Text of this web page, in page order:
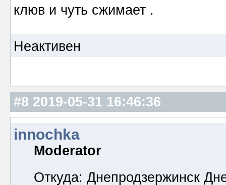
клюв и чуть сжимает .
Неактивен
#8 2019-05-31 16:46:36
innochka
Moderator
Откуда: Днепродзержинск